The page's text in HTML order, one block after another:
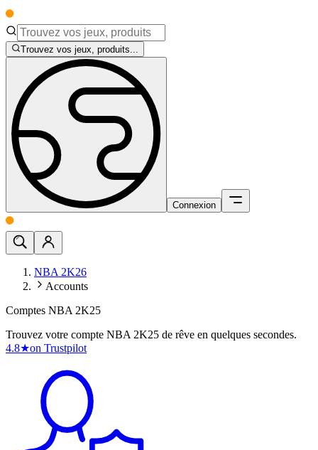
Trouvez vos jeux, produits...
Connexion
NBA 2K26
Accounts
Comptes NBA 2K25
Trouvez votre compte NBA 2K25 de rêve en quelques secondes.
4.8★on Trustpilot